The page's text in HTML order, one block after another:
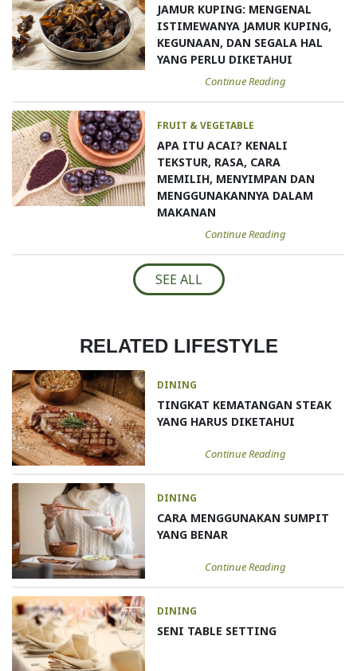
JAMUR KUPING: MENGENAL
ISTIMEWANYA JAMUR KUPING,
KEGUNAAN, DAN SEGALA HAL
YANG PERLU DIKETAHUI
Continue Reading
FRUIT & VEGETABLE
APA ITU ACAI? KENALI
TEKSTUR, RASA, CARA
MEMILIH, MENYIMPAN DAN
MENGGUNAKANNYA DALAM
MAKANAN
Continue Reading
SEE ALL
RELATED LIFESTYLE
DINING
TINGKAT KEMATANGAN STEAK
YANG HARUS DIKETAHUI
Continue Reading
DINING
CARA MENGGUNAKAN SUMPIT
YANG BENAR
Continue Reading
DINING
SENI TABLE SETTING